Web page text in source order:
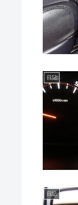
日記
日記